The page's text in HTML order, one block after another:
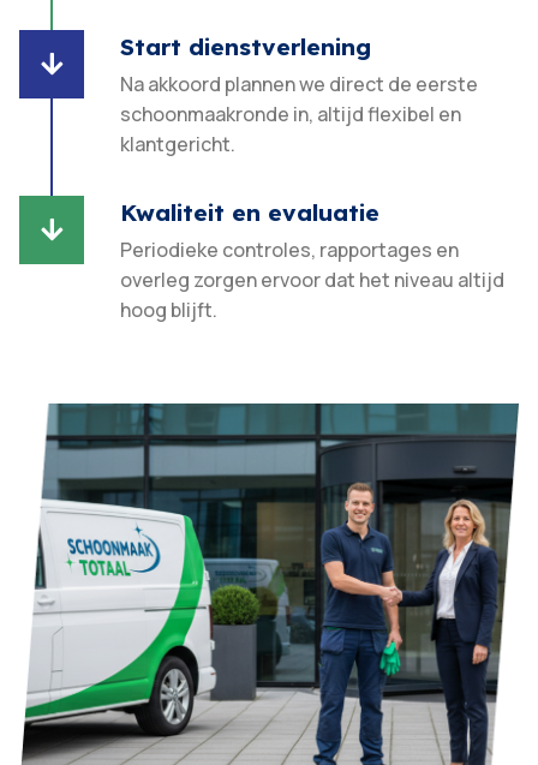

Start dienstverlening
Na akkoord plannen we direct de eerste
schoonmaakronde in, altijd flexibel en
klantgericht.​

Kwaliteit en evaluatie
Periodieke controles, rapportages en
overleg zorgen ervoor dat het niveau altijd
hoog blijft.​